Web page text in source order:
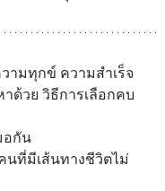
ามทุกข์ ความสำเร็จ
ด้วย วิธีการเลือกคบ
อกัน
นที่มีเส้นทางชีวิตไม่